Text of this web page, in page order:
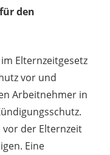
den
Elternzeitgesetz
vor und
Arbeitnehmer in
der Elternzeit
Eine